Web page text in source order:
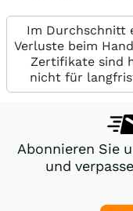
Im Durchschnitt
Verluste beim
Zertifikate sind
nicht für
Abonnieren Sie
und